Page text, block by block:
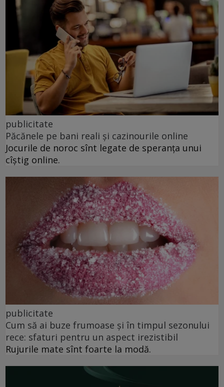
publicitate
Păcănele pe bani reali și cazinourile online
Jocurile de noroc sînt legate de speranța unui
cîștig online.
publicitate
Cum să ai buze frumoase şi în timpul sezonului
rece: sfaturi pentru un aspect irezistibil
Rujurile mate sînt foarte la modă.